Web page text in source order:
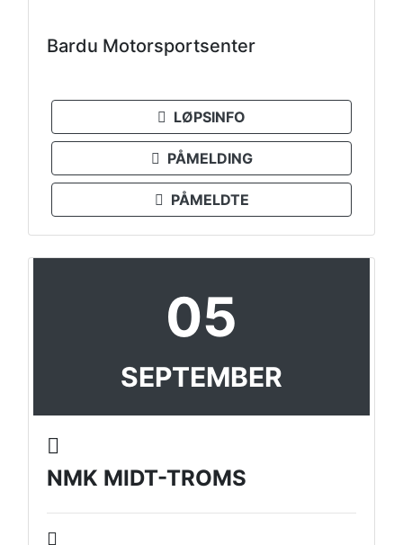
Bardu Motorsportsenter
LØPSINFO
PÅMELDING
PÅMELDTE
05
SEPTEMBER
NMK MIDT-TROMS